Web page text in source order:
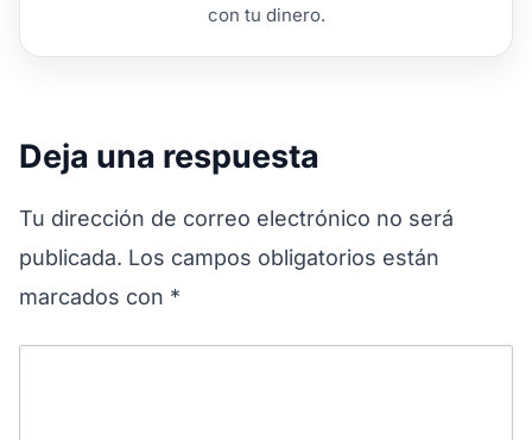
con tu dinero.
Deja una respuesta
Tu dirección de correo electrónico no será
publicada. Los campos obligatorios están
marcados con *